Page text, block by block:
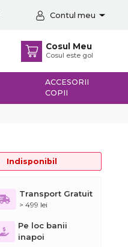
Contul meu
Cosul Meu
Cosul este gol
ACCESORII
COPII
Indisponibil
Transport Gratuit
> 499 lei
Pe loc banii
inapoi